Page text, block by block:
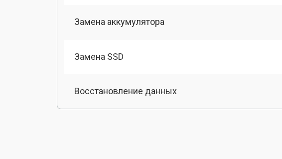
Замена аккумулятора
Замена SSD
Восстановление данных